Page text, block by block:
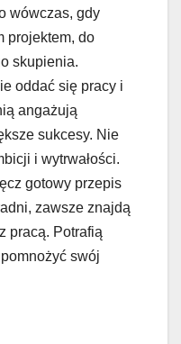
wówczas, gdy
projektem, do
skupienia.
oddać się pracy i
angażują
sukcesy. Nie
i wytrwałości.
gotowy przepis
zawsze znajdą
pracą. Potrafią
swój